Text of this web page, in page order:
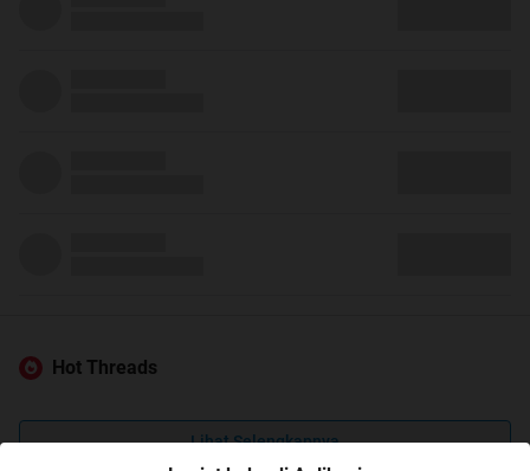
Hot Threads
Lihat Selengkapnya